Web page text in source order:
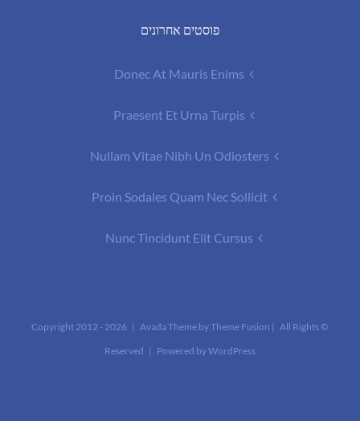
פוסטים אחרונים
Donec At Mauris Enims
Praesent Et Urna Turpis
Nullam Vitae Nibh Un Odiosters
Proin Sodales Quam Nec Sollicit
Nunc Tincidunt Elit Cursus
© Copyright 2012 -
2026 | Avada Theme byTheme Fusion | All Rights
Reserved | Powered byWordPress